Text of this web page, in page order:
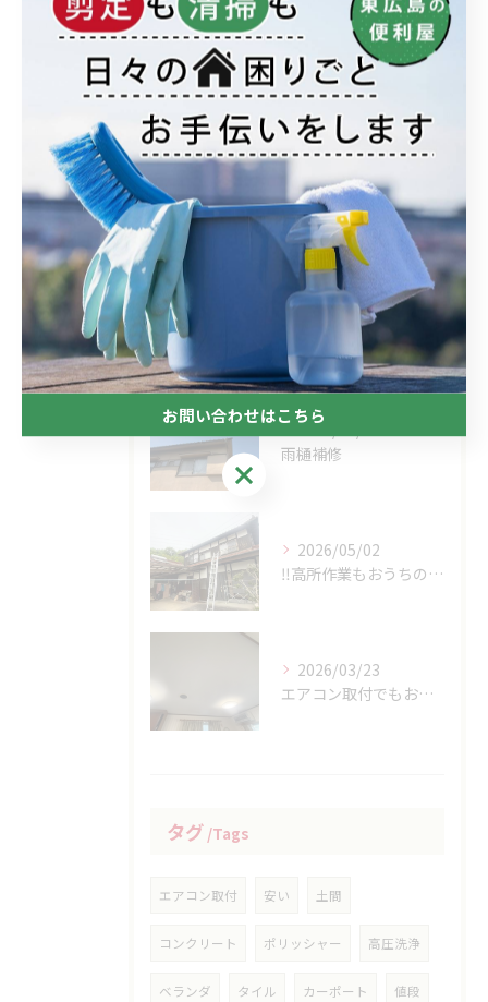
全てのカテゴリー
剪定
雑草対策
リフォーム
ハウスクリーニング
不用品回収
ブログ
最近の投稿 Recent Posts
2026/05/08
雨樋補修
2026/05/02
‼高所作業もおうちの御用聞き家工房八本松へお任せください‼
2026/03/23
エアコン取付でもおうちの御用家工房にお任せください
タグ Tags
エアコン取付 安い 土間
コンクリート ポリッシャー 高圧洗浄
ベランダ タイル カーポート 値段
お問い合わせはこちら
お問い合わせはこちら